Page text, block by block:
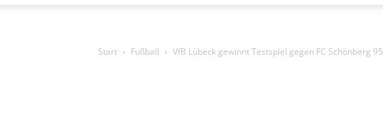
Start Fußball VfB Lübeck gewinnt Testspiel gegen FC Schönberg 95